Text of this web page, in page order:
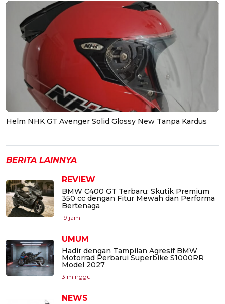
Helm NHK GT Avenger Solid Glossy New Tanpa Kardus
BERITA LAINNYA
REVIEW
BMW C400 GT Terbaru: Skutik Premium
350 cc dengan Fitur Mewah dan Performa
Bertenaga
19 jam
UMUM
Hadir dengan Tampilan Agresif BMW
Motorrad Perbarui Superbike S1000RR
Model 2027
3 minggu
NEWS